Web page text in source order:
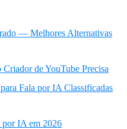
— Melhores Alternativas
de YouTube Precisa
Fala por IA Classificadas
por IA em 2026